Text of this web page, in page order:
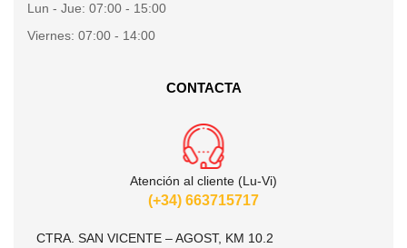
Lun - Jue: 07:00 - 15:00
Viernes: 07:00 - 14:00
CONTACTA
Atención al cliente (Lu-Vi)
(+34) 663715717
CTRA. SAN VICENTE – AGOST, KM 10.2